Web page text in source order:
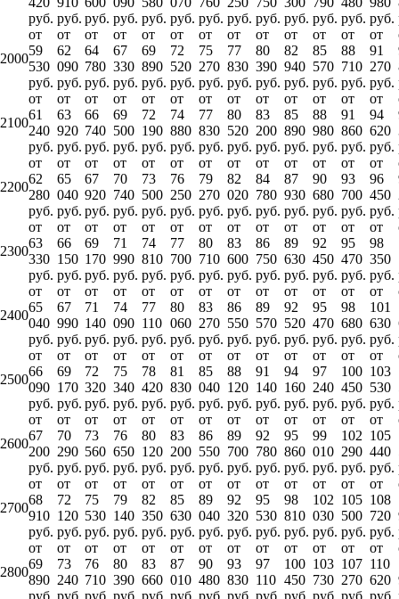
руб. руб. руб. руб. руб. руб. руб. руб. руб. руб. руб. руб. руб.
2000
от
59
530
руб.
от
62
090
руб.
от
64
780
руб.
от
67
330
руб.
от
69
890
руб.
от
72
520
руб.
от
75
270
руб.
от
77
830
руб.
от
80
390
руб.
от
82
940
руб.
от
85
570
руб.
от
88
710
руб.
от
91
270
руб.
2100
от
61
240
руб.
от
63
920
руб.
от
66
740
руб.
от
69
500
руб.
от
72
190
руб.
от
74
880
руб.
от
77
830
руб.
от
80
520
руб.
от
83
200
руб.
от
85
890
руб.
от
88
980
руб.
от
91
860
руб.
от
94
620
руб.
2200
от
62
280
руб.
от
65
040
руб.
от
67
920
руб.
от
70
740
руб.
от
73
500
руб.
от
76
250
руб.
от
79
270
руб.
от
82
020
руб.
от
84
780
руб.
от
87
930
руб.
от
90
680
руб.
от
93
700
руб.
от
96
450
руб.
2300
от
63
330
руб.
от
66
150
руб.
от
69
170
руб.
от
71
990
руб.
от
74
810
руб.
от
77
700
руб.
от
80
710
руб.
от
83
600
руб.
от
86
750
руб.
от
89
630
руб.
от
92
450
руб.
от
95
470
руб.
от
98
350
руб.
2400
от
65
040
руб.
от
67
990
руб.
от
71
140
руб.
от
74
090
руб.
от
77
110
руб.
от
80
060
руб.
от
83
270
руб.
от
86
550
руб.
от
89
570
руб.
от
92
520
руб.
от
95
470
руб.
от
98
680
руб.
от
101
630
руб.
2500
от
66
090
руб.
от
69
170
руб.
от
72
320
руб.
от
75
340
руб.
от
78
420
руб.
от
81
830
руб.
от
85
040
руб.
от
88
120
руб.
от
91
140
руб.
от
94
160
руб.
от
97
240
руб.
от
100
450
руб.
от
103
530
руб.
2600
от
67
200
руб.
от
70
290
руб.
от
73
560
руб.
от
76
650
руб.
от
80
120
руб.
от
83
200
руб.
от
86
550
руб.
от
89
700
руб.
от
92
780
руб.
от
95
860
руб.
от
99
010
руб.
от
102
290
руб.
от
105
440
руб.
2700
от
68
910
руб.
от
72
120
руб.
от
75
530
руб.
от
79
140
руб.
от
82
350
руб.
от
85
630
руб.
от
89
040
руб.
от
92
320
руб.
от
95
530
руб.
от
98
810
руб.
от
102
030
руб.
от
105
500
руб.
от
108
720
руб.
2800
от
69
890
от
73
240
от
76
710
от
80
390
от
83
660
от
87
010
от
90
480
от
93
830
от
97
110
от
100
450
от
103
730
от
107
270
от
110
620